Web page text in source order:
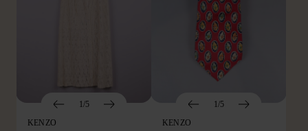
1/5
KENZO
1/5
KENZO